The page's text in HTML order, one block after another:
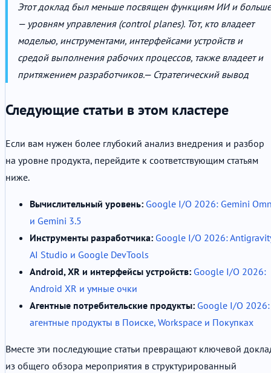
Этот доклад был меньше посвящен функциям ИИ и больше
— уровням управления (control planes). Тот, кто владеет
моделью, инструментами, интерфейсами устройств и
средой выполнения рабочих процессов, также владеет и
притяжением разработчиков.— Стратегический вывод
Следующие статьи в этом кластере
Если вам нужен более глубокий анализ внедрения и разбор
на уровне продукта, перейдите к соответствующим статьям
ниже.
Вычислительный уровень: Google I/O 2026: Gemini
и Gemini 3.5
Инструменты разработчика: Google I/O 2026:
AI Studio и Google DevTools
Android, XR и интерфейсы устройств: Google I/O 2026:
Android XR и умные очки
Агентные потребительские продукты: Google I/O 2026:
агентные продукты в Поиске, Workspace и Покупках
Вместе эти последующие статьи превращают ключевой
из общего обзора мероприятия в структурированный